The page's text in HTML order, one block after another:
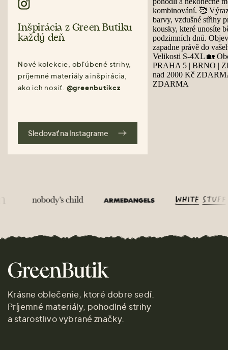
Inšpirácia z Green Butiku
každý deň
Nové kolekcie, obľúbené strihy,
príjemné materiály a inšpirácia,
ako ich nosiť. @greenbutikcz
Sledovať na Instagrame
Krásne oblečenie, ktoré dobre sedí.
Príjemné materiály, pohodlné strihy
a starostlivo vybrané značky.